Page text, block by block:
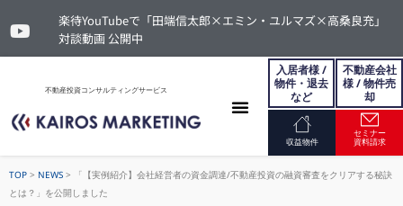
楽待YouTubeで「田端信太郎×エミン・ユルマズ×高桑良充」
対談動画 公開中
不動産投資コンサルティングサービス
入居者様 /
物件・退去
など
不動産会社
様 / 物件売
却
収益物件
セミナー
資料請求
TOP > NEWS >
「【実例紹介】会社経営者の資金調達/不動産投資の融資審査をクリアする秘訣
とは？」を公開しました